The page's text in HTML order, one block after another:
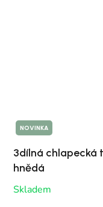
NOVINKA
3dílná chlapecká
hnědá
Skladem